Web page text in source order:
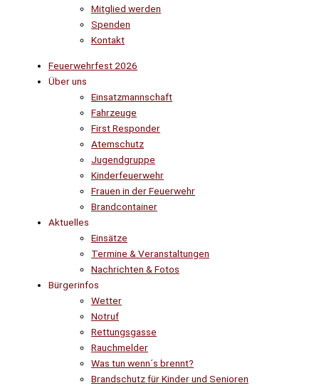
Mitglied werden
Spenden
Kontakt
Feuerwehrfest 2026
Über uns
Einsatzmannschaft
Fahrzeuge
First Responder
Atemschutz
Jugendgruppe
Kinderfeuerwehr
Frauen in der Feuerwehr
Brandcontainer
Aktuelles
Einsätze
Termine & Veranstaltungen
Nachrichten & Fotos
Bürgerinfos
Wetter
Notruf
Rettungsgasse
Rauchmelder
Was tun wenn´s brennt?
Brandschutz für Kinder und Senioren